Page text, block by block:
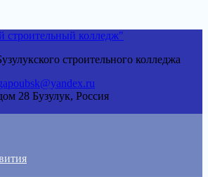
колледж"
строительного колледжа
28 Бузулук, Россия